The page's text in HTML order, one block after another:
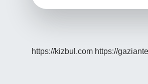
https://kizbul.com https://